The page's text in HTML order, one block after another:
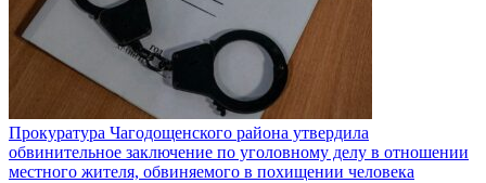
Прокуратура Чагодощенского района утвердила
обвинительное заключение по уголовному делу в отношении
местного жителя, обвиняемого в похищении человека